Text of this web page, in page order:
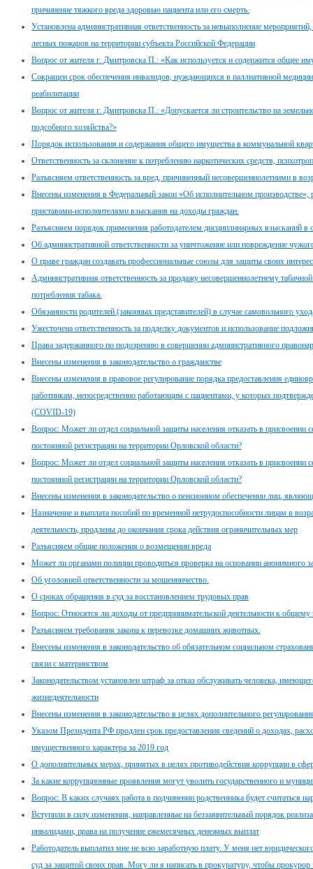
причинение тяжкого вреда здоровью пациента или его смерть.
Установлена административная ответственность за невыполнение
лесных пожаров на территории субъекта Российской Федерации
Вопрос от жителя г. Дмитровска П.: «Как используется и содержится общее
Сокращен срок обеспечения инвалидов, нуждающихся в паллиативной
реабилитации
Вопрос от жителя г. Дмитровска П.: «Допускается ли строительство на
подсобного хозяйства?»
Порядок использования и содержания общего имущества в коммунальной
Ответственность за склонение к потреблению наркотических средств,
Разъясняем ответственность за вред, причиненный несовершеннолетними в
Внесены изменения в Федеральный закон «Об исполнительном
приставами-исполнителями взыскания на доходы граждан.
Разъясняем порядок применения работодателем дисциплинарных взысканий в
Об административной ответственности за уничтожение или повреждение
О праве граждан создавать профессиональные союзы для защиты своих
Административная ответственность за продажу несовершеннолетнему
потребления табака.
Обязанности родителей (законных представителей) в случае самовольного
Ужесточена ответственность за подделку документов и использование
Права задержанного по подозрению в совершении административного
Внесены изменения в законодательство о гражданстве
Внесены изменения в правовое регулирование порядка предоставления
работникам, непосредственно работающим с пациентами, у которых
(COVID-19)
Вопрос: Может ли отдел социальной защиты населения отказать в присвоении
постоянной регистрации на территории Орловской области?
Вопрос: Может ли отдел социальной защиты населения отказать в присвоении
постоянной регистрации на территории Орловской области?
Внесены изменения в законодательство о пенсионном обеспечении лиц,
Назначение и выплата пособий по временной нетрудоспособности лицам в
деятельность, продлены до окончания срока действия ограничительных мер
Разъясняем общие положения о возмещении вреда
Может ли органами полиции проводиться проверка на основании анонимного
Об уголовной ответственности за мошенничество.
О сроках обращения в суд за восстановлением трудовых прав
Вопрос: Относятся ли доходы от предпринимательской деятельности к
Разъясняем требования закона к перевозке домашних животных.
Внесены изменения в законодательство об обязательном социальном
связи с материнством
Законодательством установлен штраф за отказ обслуживать человека,
жизнедеятельности
Внесены изменения в законодательство в целях дополнительного
Указом Президента РФ продлен срок предоставления сведений о доходах,
имущественного характера за 2019 год
О дополнительных мерах, принятых в целях противодействия коррупции в
За какие коррупционные проявления могут уволить государственного и
Вопрос: В каких случаях работа в подчинении родственника будет считаться
Вступили в силу изменения, направленные на беззаявительный порядок
инвалидами, права на получение ежемесячных денежных выплат
Работодатель выплатил мне не всю заработную плату. У меня нет
суд за защитой своих прав. Могу ли я написать в прокуратуру, чтобы прокурор